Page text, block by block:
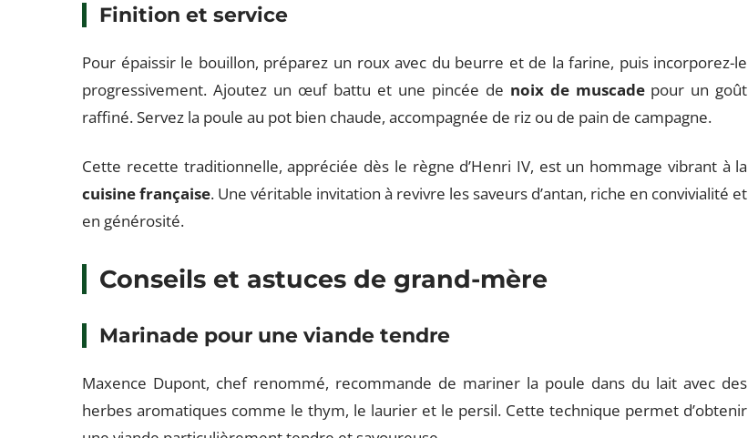
Finition et service
Pour épaissir le bouillon, préparez un roux avec du beurre et de la farine, puis incorporez-le
progressivement. Ajoutez un œuf battu et une pincée de noix de muscadepour un goût
raffiné. Servez la poule au pot bien chaude, accompagnée de riz ou de pain de campagne.
Cette recette traditionnelle, appréciée dès le règne d’Henri IV, est un hommage vibrant à la
cuisine française. Une véritable invitation à revivre les saveurs d’antan, riche en convivialité et
en générosité.
Conseils et astuces de grand-mère
Marinade pour une viande tendre
Maxence Dupont, chef renommé, recommande de mariner la poule dans du lait avec des
herbes aromatiques comme le thym, le laurier et le persil. Cette technique permet d’obtenir